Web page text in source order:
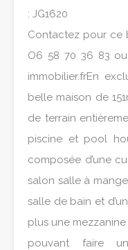
: JG1620
Contactez pour ce
O6 58 70 36 83
immobilier.frEn
belle maison de
de terrain
piscine et pool
composée d’une
salon salle à
salle de bain et
plus une mezzanine
pouvant faire